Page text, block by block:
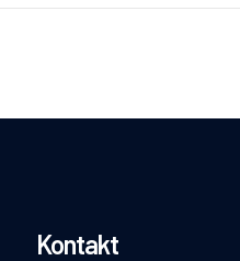
Kontakt